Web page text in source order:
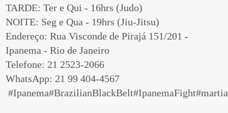
TARDE: Ter e Qui - 16hrs (Judo)
NOITE: Seg e Qua - 19hrs (Jiu-Jitsu)
Endereço: Rua Visconde de Pirajá 151/201 -
Ipanema - Rio de Janeiro
Telefone: 21 2523-2066
WhatsApp: 21 99 404-4567
#Ipanema#BrazilianBlackBelt#IpanemaFight